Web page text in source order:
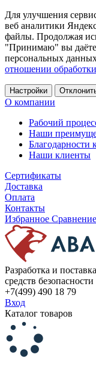
Для улучшения
веб аналитики
файлы. Продолжая
"Принимаю" вы даёте
персональных
отношении
Настройки
О компании
Рабочий
Наши
Благодарности
Наши клиенты
Сертификаты
Доставка
Оплата
Контакты
Избранное Сравнение
Разработка и поставка
средств безопасности
+7(499) 490 18 79
Вход
Каталог товаров